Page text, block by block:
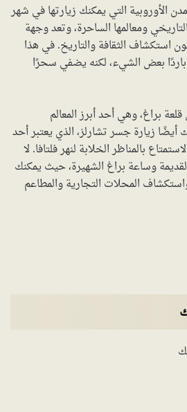
الأوروبية التي يمكنك زيارتها في شهر
ومعالمها الساحرة، وتعد وجهة
استكشاف الثقافة والتاريخ. في هذا
بعض الشيء، لكنه يضفي سحرًا
براغ، وهي أحد أبرز المعالم
أيضًا زيارة جسر تشارلز، الذي يعتبر أحد
بالمناظر الخلابة لنهر فلتافا. لا
وساعة براغ الشهيرة، حيث يمكنك
المحلات التجارية والمطاعم